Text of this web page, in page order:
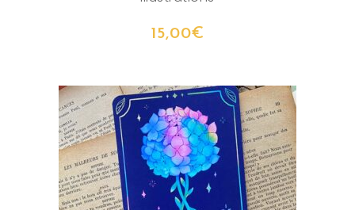
15,00€
AJOUTER AU PANIER